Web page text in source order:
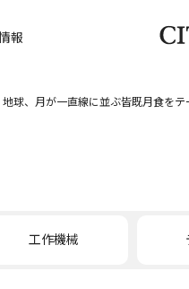
報
地球、月が一直線に並ぶ皆既月食
工作機械